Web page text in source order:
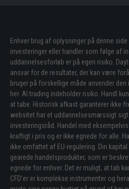
Enhver brug af oplysninger på denne
investeringer eller handler som følge af
uddannelsesforløb er på egen risiko.
ansvar for de resultater, der kan være
bruger på forskellige måde anvender
her. Al trading indeholder risiko. Handl
at tabe. Historisk afkast garanterer ikke
websitet har et uddannelsesmæssigt
investeringsråd. Handel med
kraftigt i pris og er ikke egnede for alle.
ikke omfattet af EU-regulering. Din
gearede handelsprodukter, som er
egnede for enhver. Det er muligt, at tab
CFD’er er komplekse instrumenter og